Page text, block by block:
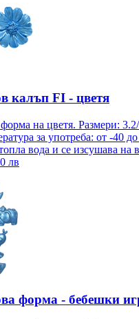
калъп FI - цветя
на цветя. Размери:
за употреба: от -40
вода и се изсушава на
лв
форма - бебешки